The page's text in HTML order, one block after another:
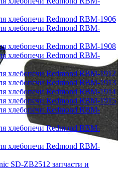
хлебопечи Redmond RBM-1906
хлебопечи Redmond RBM-
хлебопечи Redmond RBM-1908
хлебопечи Redmond RBM-
хлебопечи Redmond RBM-1912
хлебопечи Redmond RBM-1913
хлебопечи Redmond RBM-1914
хлебопечи Redmond RBM-1915
хлебопечи Redmond RBM-
хлебопечи Redmond RBM-
хлебопечи Redmond RBM-
SD-ZB2512 запчасти и